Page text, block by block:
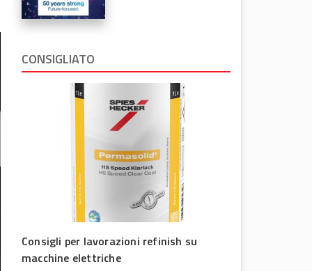
CONSIGLIATO
Consigli per lavorazioni refinish su
macchine elettriche